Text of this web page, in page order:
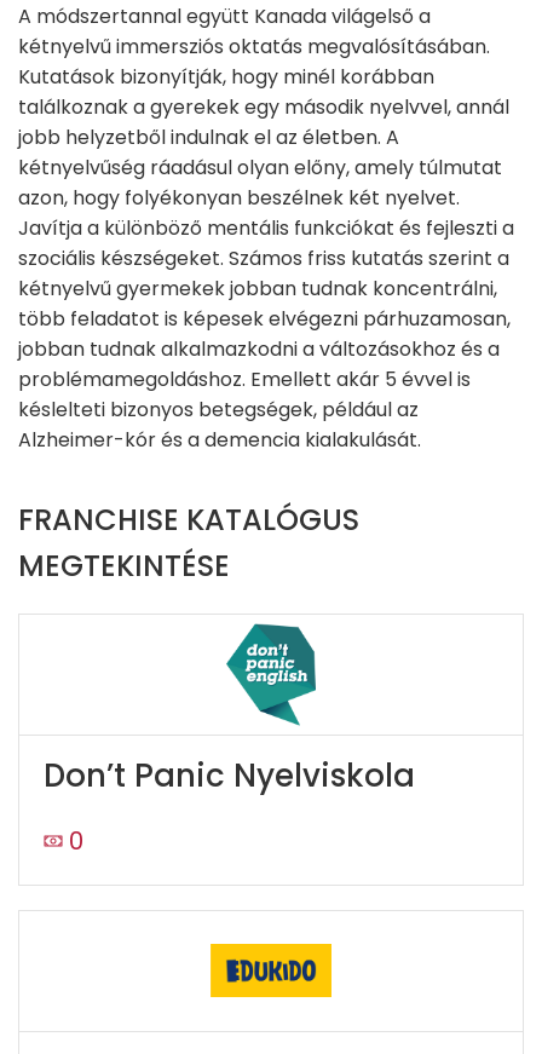
A módszertannal együtt Kanada világelső a
kétnyelvű immersziós oktatás megvalósításában.
Kutatások bizonyítják, hogy minél korábban
találkoznak a gyerekek egy második nyelvvel, annál
jobb helyzetből indulnak el az életben. A
kétnyelvűség ráadásul olyan előny, amely túlmutat
azon, hogy folyékonyan beszélnek két nyelvet.
Javítja a különböző mentális funkciókat és fejleszti a
szociális készségeket. Számos friss kutatás szerint a
kétnyelvű gyermekek jobban tudnak koncentrálni,
több feladatot is képesek elvégezni párhuzamosan,
jobban tudnak alkalmazkodni a változásokhoz és a
problémamegoldáshoz. Emellett akár 5 évvel is
késlelteti bizonyos betegségek, például az
Alzheimer-kór és a demencia kialakulását.
FRANCHISE KATALÓGUS
MEGTEKINTÉSE
Don’t Panic Nyelviskola
0